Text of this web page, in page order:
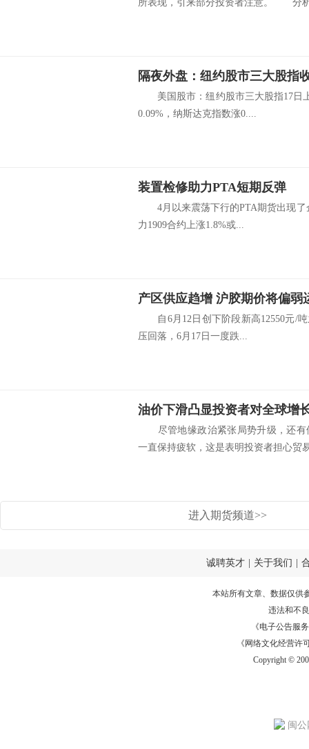
所表现，引来部分投资者注意。 分
美国股市：纽约股市三大股指17日
0.09%，纳斯达克指数涨0....
装置检修助力PTA短期反弹
4月以来震荡下行的PTA期货出现了
力1909合约上涨1.8%或...
产区供应趋增 沪胶期价将偏弱
自6月12日创下阶段新高12550元/吨
压回落，6月17日一度跌...
油价下滑凸显投资者对全球增
尽管地缘政治紧张局势升级，还有
一直保持疲软，这是表明投资者担心贸
进入期货频道>>
诚聘英才 关于我们
本站所有文章、数据仅供
违法和不
《电子公告服务
《网络文化经营许
Copyright ©
闽公